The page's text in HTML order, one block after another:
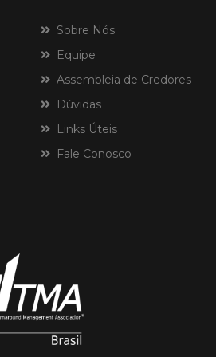
Sobre Nós
Equipe
Assembleia de Credores
Dúvidas
Links Úteis
Fale Conosco